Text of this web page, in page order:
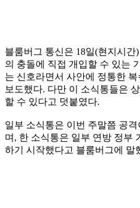
블룸버그 통신은 18일(현지시간
의 충돌에 직접 개입할 수 있는
는 신호라면서 사안에 정통한
보도했다. 다만 이 소식통들은
할 수 있다고 덧붙였다.
일부 소식통은 이번 주말쯤 공
며, 한 소식통은 일부 연방 정부
하기 시작했다고 블룸버그에 말